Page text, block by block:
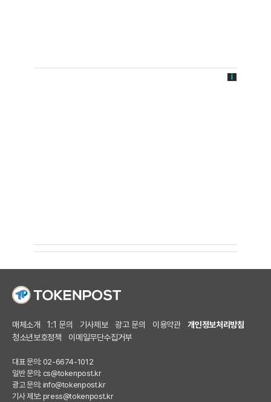
매체소개 1:1 문의 기사제보 광고 문의 이용약관
개인정보처리방침
청소년보호정책
이메일무단수집거부
대표 문의: 02-6674-1012
일반 문의: cs@tokenpost.kr
광고 문의: info@tokenpost.kr
기사 제보: press@tokenpost.kr